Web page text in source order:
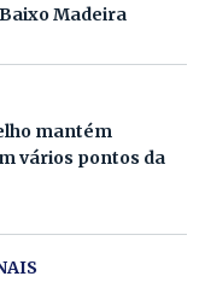
Madeira
mantém
vários pontos da